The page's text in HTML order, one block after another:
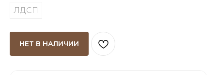
ЛДСП
НЕТ В НАЛИЧИИ